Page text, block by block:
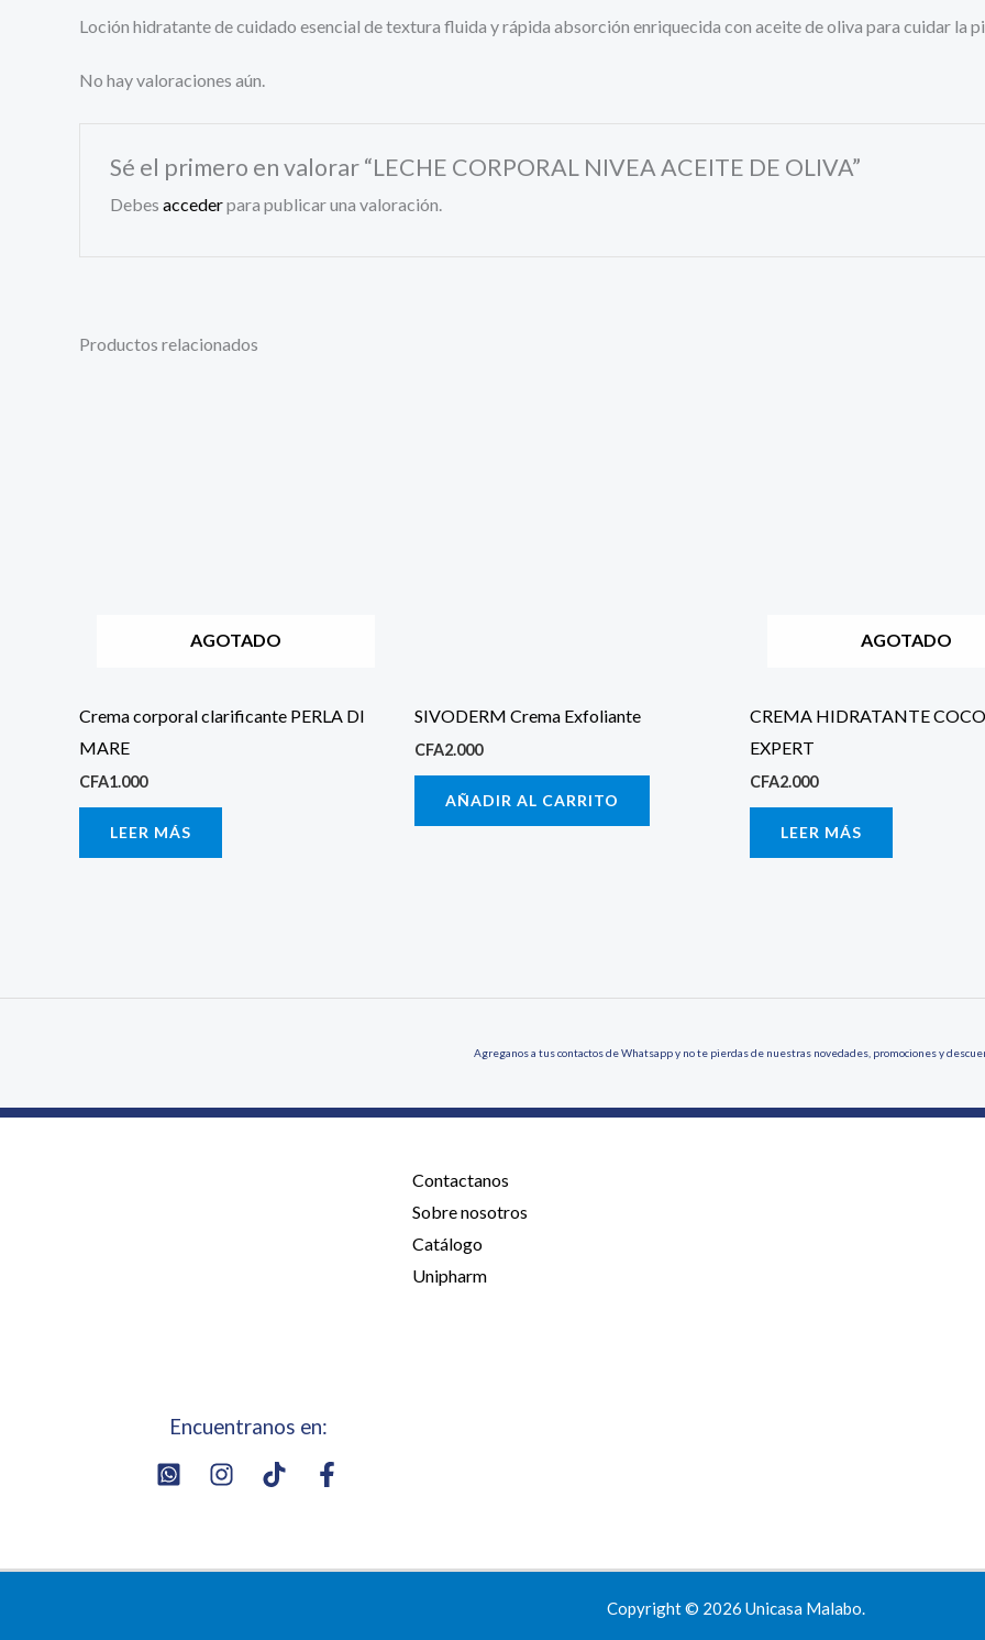
Loción hidratante de cuidado esencial de textura fluida y rápida absorción enriquecida con aceite de oliva para cuidar la
No hay valoraciones aún.
Sé el primero en valorar “LECHE CORPORAL NIVEA ACEITE DE OLIVA”
Debes accederpara publicar una valoración.
Productos relacionados
AGOTADO
Crema corporal clarificante PERLA DI
MARE
CFA1.000
LEER MÁS
SIVODERM Crema Exfoliante
CFA2.000
AÑADIR AL CARRITO
AGOTADO
CREMA HIDRATANTE
EXPERT
CFA2.000
LEER MÁS
Agreganos a tus contactos de Whatsapp y no te pierdas de nuestras novedades, promociones y
Encuentranos en:
Contactanos
Sobre nosotros
Catálogo
Unipharm
Copyright © 2026 Unicasa Malabo.